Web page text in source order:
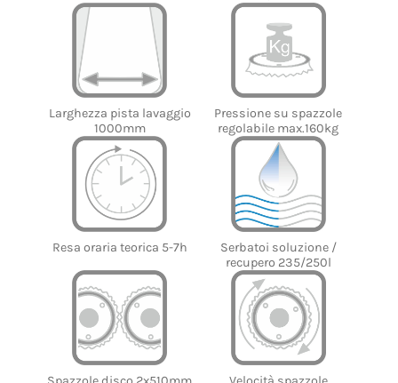
Larghezza pista lavaggio
1000mm
Pressione su spazzole
regolabile max.160kg
Resa oraria teorica 5-7h
Serbatoi soluzione /
recupero 235/250l